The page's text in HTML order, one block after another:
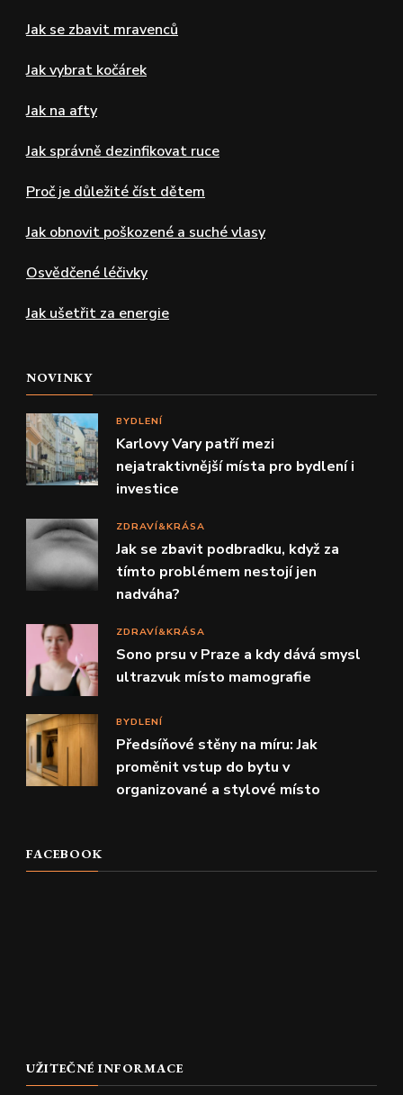
Jak se zbavit mravenců
Jak vybrat kočárek
Jak na afty
Jak správně dezinfikovat ruce
Proč je důležité číst dětem
Jak obnovit poškozené a suché vlasy
Osvědčené léčivky
Jak ušetřit za energie
NOVINKY
BYDLENÍ
Karlovy Vary patří mezi
nejatraktivnější místa pro bydlení i
investice
ZDRAVÍ&KRÁSA
Jak se zbavit podbradku, když za
tímto problémem nestojí jen
nadváha?
ZDRAVÍ&KRÁSA
Sono prsu v Praze a kdy dává smysl
ultrazvuk místo mamografie
BYDLENÍ
Předsíňové stěny na míru: Jak
proměnit vstup do bytu v
organizované a stylové místo
FACEBOOK
UŽITEČNÉ INFORMACE